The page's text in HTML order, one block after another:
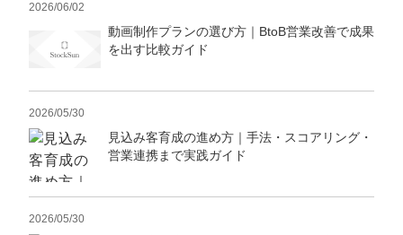
2026/06/02
動画制作プランの選び方｜BtoB営業改善で成果
を出す比較ガイド
2026/05/30
見込み客育成の進め方｜手法・スコアリング・
営業連携まで実践ガイド
2026/05/30